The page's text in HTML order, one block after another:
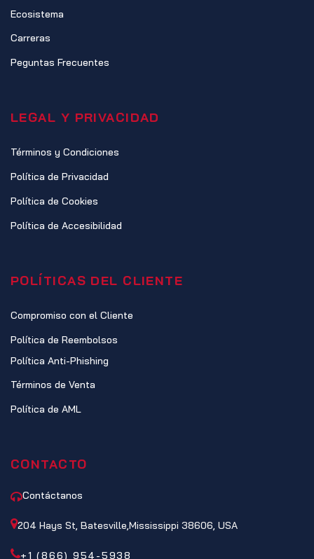
Ecosistema
Carreras
Peguntas Frecuentes
LEGAL Y PRIVACIDAD
Términos y Condiciones
Política de Privacidad
Política de Cookies
Política de Accesibilidad
POLÍTICAS DEL CLIENTE
Compromiso con el Cliente
Política de Reembolsos
Política Anti-Phishing
Términos de Venta
Política de AML
CONTACTO
Contáctanos
204 Hays St, Batesville,Mississippi 38606, USA
+1 (866) 954-5938